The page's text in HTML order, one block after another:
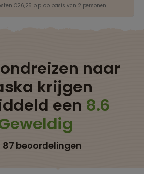
€26,25 p.p. op basis van 2 personen
naar
krijgen
een 8.6
87 beoordelingen